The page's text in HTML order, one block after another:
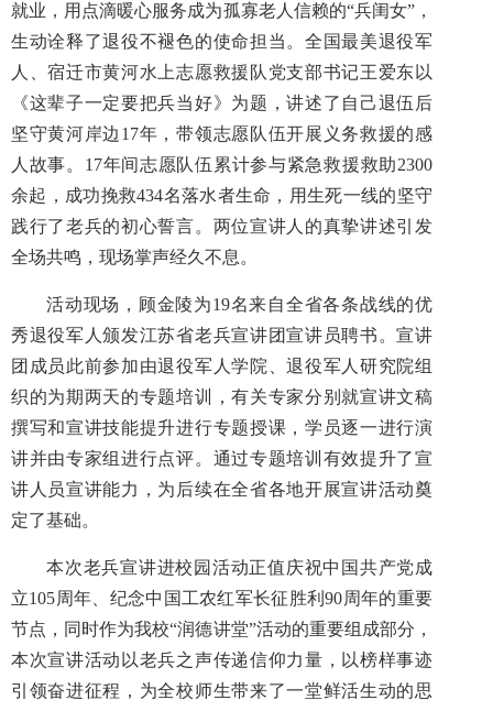
就业，用点滴暖心服务成为孤寡老人信赖的“兵闺女”，
生动诠释了退役不褪色的使命担当。全国最美退役军
人、宿迁市黄河水上志愿救援队党支部书记王爱东以
《这辈子一定要把兵当好》为题，讲述了自己退伍后
坚守黄河岸边17年，带领志愿队伍开展义务救援的感
人故事。17年间志愿队伍累计参与紧急救援救助2300
余起，成功挽救434名落水者生命，用生死一线的坚守
践行了老兵的初心誓言。两位宣讲人的真挚讲述引发
全场共鸣，现场掌声经久不息。
活动现场，顾金陵为19名来自全省各条战线的优
秀退役军人颁发江苏省老兵宣讲团宣讲员聘书。宣讲
团成员此前参加由退役军人学院、退役军人研究院组
织的为期两天的专题培训，有关专家分别就宣讲文稿
撰写和宣讲技能提升进行专题授课，学员逐一进行演
讲并由专家组进行点评。通过专题培训有效提升了宣
讲人员宣讲能力，为后续在全省各地开展宣讲活动奠
定了基础。
本次老兵宣讲进校园活动正值庆祝中国共产党成
立105周年、纪念中国工农红军长征胜利90周年的重要
节点，同时作为我校“润德讲堂”活动的重要组成部分，
本次宣讲活动 以老兵之声传递信仰力量，以榜样事迹
引领奋进征程， 为全校师生带来了一堂鲜活生动的思